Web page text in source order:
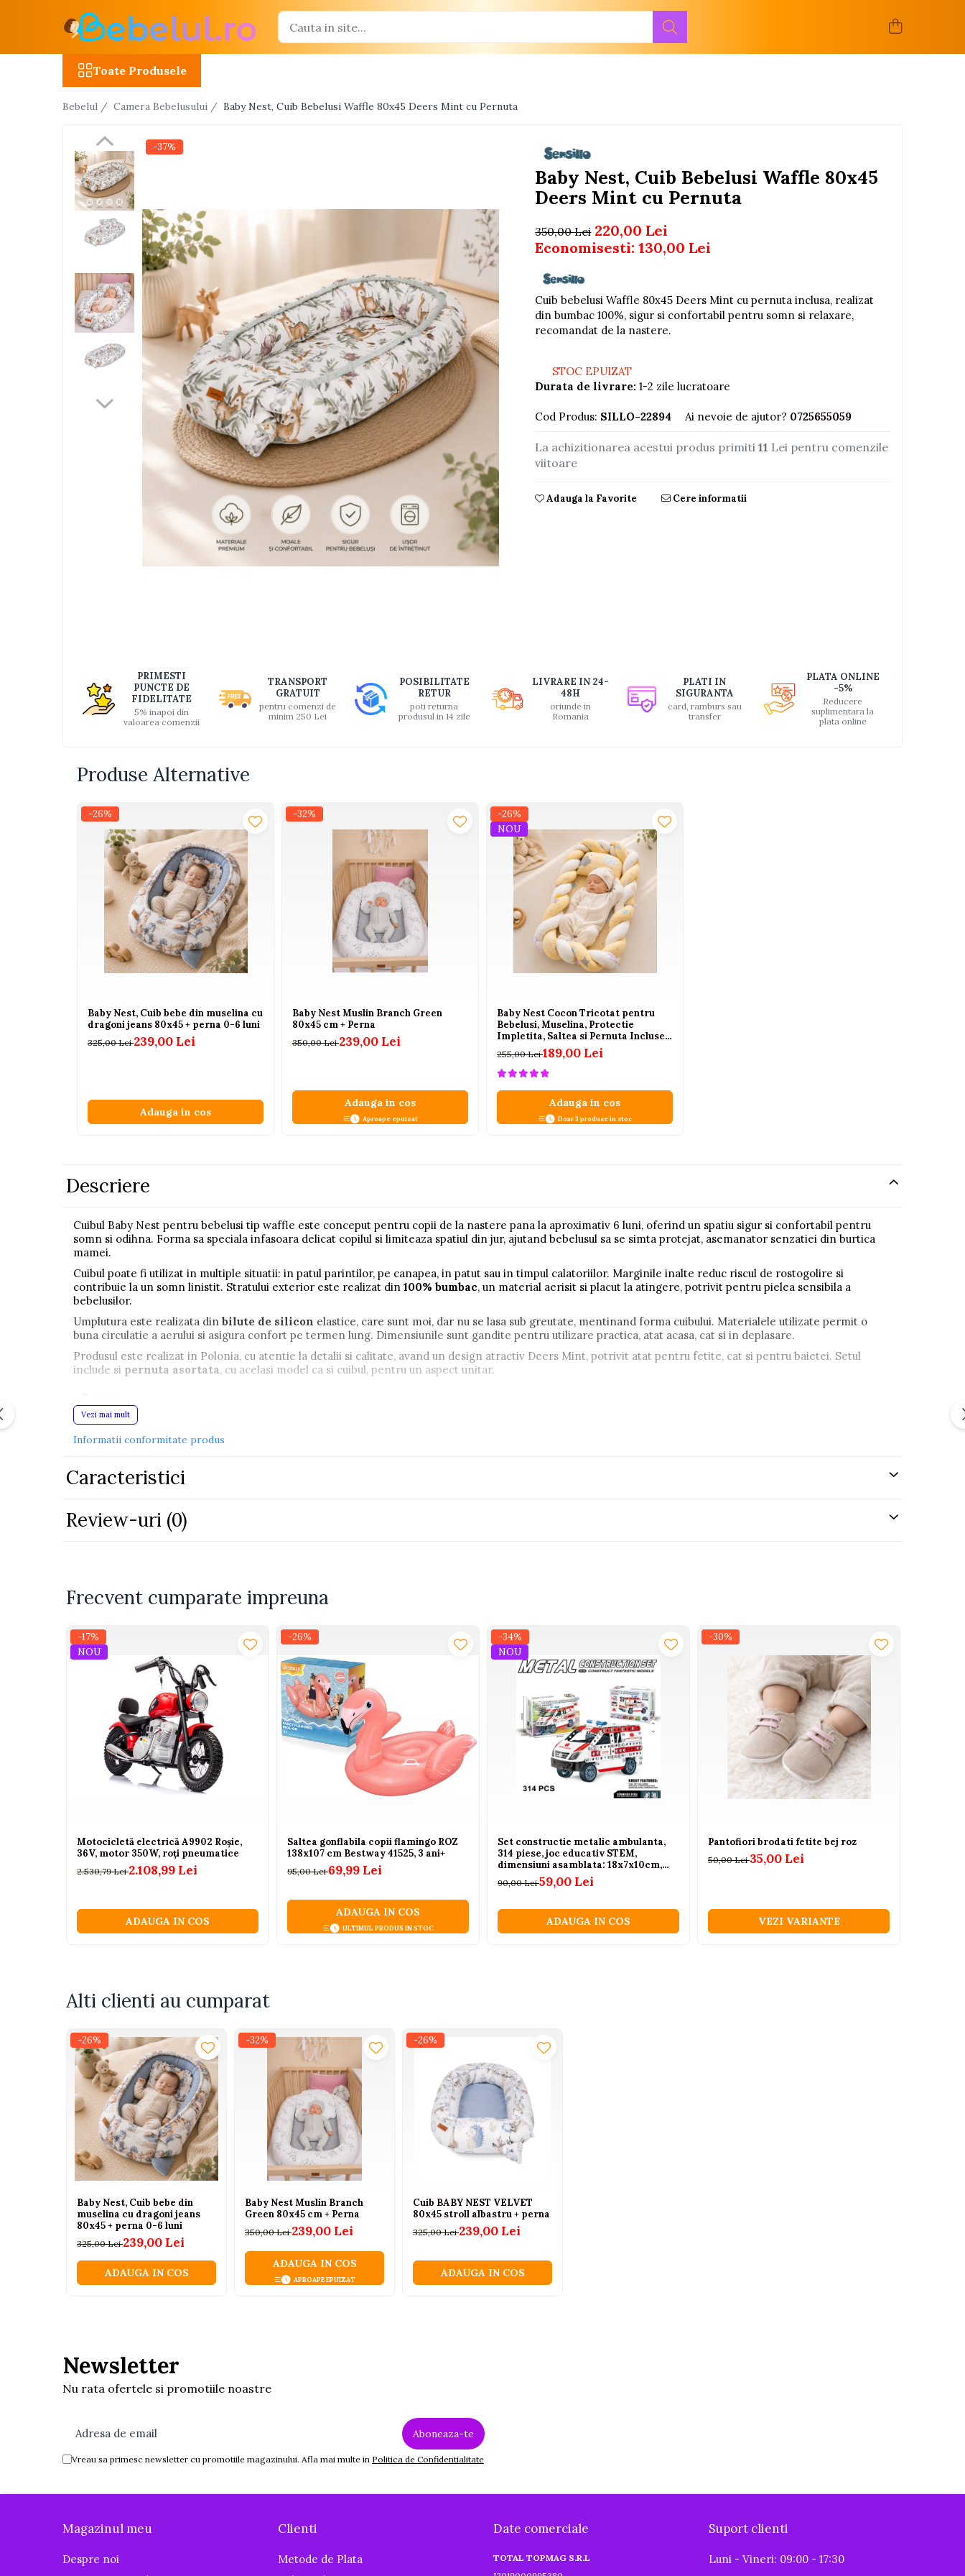
Masinute R/C
Avioane si elicoptere R/C
Camioane R/C
Jucarii bebelusi
Interactive, educative si muzicale
Saltelute si centre de activitati
Ateliere si unelte
Electrocasnice si bucatarii
Jocuri de indemanare
Jucarii educative din lemn
Muzica si instrumente
Saltelute si centre de activitati
Vehicule de constructii
Jucarii exterior
Piscine gonflabile
Locuri de joaca
Jocuri sportive
Seturi joaca gradinarit
Masinute si vehicule electrice
Masinute electrice
Triciclete electrice
Imbracaminte
Baia bebelusului
Scaune de masa
Accesorii pentru hranire
Seturi de hranire
Cani, pahare si accesorii
Suzete si accesorii
Igiena si ingrijire
Baia bebelusului
Halate de baie
Cutii pentru suzete si depozitare
Perii pentru biberoane si tetine
Scutece si accesorii
Igiena si Ingrijire Postnatala
Ingrijire cosmetica mamici
Toate Produsele
Bebelul / Camera Bebelusului / Baby Nest, Cuib Bebelusi Waffle 80x45 Deers Mint cu Pernuta
Baby Nest, Cuib Bebelusi Waffle 80x45
Deers Mint cu Pernuta
-37%
Facebook
350,00 Lei 220,00 Lei
Economisesti:130,00 Lei
Cuib bebelusi Waffle 80x45 Deers Mint cu pernuta inclusa, realizat
din bumbac 100%, sigur si confortabil pentru somn si relaxare,
recomandat de la nastere.
STOC EPUIZAT
Durata de livrare: 1-2 zile lucratoare
Cod Produs: SILLO-22894 Ai nevoie de ajutor? 0725655059
La achizitionarea acestui produs primiti11 Lei pentru comenzile
viitoare
Adauga la Favorite Cere informatii
PRIMESTI
PUNCTE DE
FIDELITATE
5% inapoi din
valoarea comenzii
TRANSPORT
GRATUIT
pentru comenzi de
minim 250 Lei
POSIBILITATE
RETUR
poti returna
produsul in 14 zile
LIVRARE IN 24-
48H
oriunde in
Romania
PLATI IN
SIGURANTA
card, ramburs sau
transfer
PLATA ONLINE
-5%
Reducere
suplimentara la
plata online
Produse Alternative
-26%
Baby Nest, Cuib bebe din muselina cu
dragoni jeans 80x45 + perna 0-6 luni
325,00 Lei239,00 Lei
Adauga in cos
-32%
Baby Nest Muslin Branch Green
80x45 cm + Perna
350,00 Lei239,00 Lei
Adauga in cos
Aproape epuizat
-26%
NOU
Baby Nest Cocon Tricotat pentru
Bebelusi, Muselina, Protectie
Impletita, Saltea si Pernuta Incluse,
72 x 52 cm, Galben, 0-1 Ani
255,00 Lei189,00 Lei
Adauga in cos
Doar 3 produse in stoc
Descriere
Cuibul Baby Nest pentru bebelusi tip waffle este conceput pentru copii de la nastere pana la aproximativ 6 luni, oferind un spatiu sigur si confortabil pentru
somn si odihna. Forma sa speciala infasoara delicat copilul si limiteaza spatiul din jur, ajutand bebelusul sa se simta protejat, asemanator senzatiei din burtica
mamei.
Cuibul poate fi utilizat in multiple situatii: in patul parintilor, pe canapea, in patut sau in timpul calatoriilor. Marginile inalte reduc riscul de rostogolire si
contribuie la un somn linistit. Stratului exterior este realizat din 100% bumbac, un material aerisit si placut la atingere, potrivit pentru pielea sensibila a
bebelusilor.
Umplutura este realizata din bilute de silicon elastice, care sunt moi, dar nu se lasa sub greutate, mentinand forma cuibului. Materialele utilizate permit o
buna circulatie a aerului si asigura confort pe termen lung. Dimensiunile sunt gandite pentru utilizare practica, atat acasa, cat si in deplasare.
Produsul este realizat in Polonia, cu atentie la detalii si calitate, avand un design atractiv Deers Mint, potrivit atat pentru fetite, cat si pentru baietei. Setul
include si pernuta asortata, cu acelasi model ca si cuibul, pentru un aspect unitar.
Vezi mai mult
Informatii conformitate produs
Caracteristici
Review-uri (0)
Frecvent cumparate impreuna
-17%
NOU
Motocicletă electrică A9902 Roșie,
36V, motor 350W, roți pneumatice
2.530,79 Lei2.108,99 Lei
ADAUGA IN COS
-26%
Saltea gonflabila copii flamingo ROZ
138x107 cm Bestway 41525, 3 ani+
95,00 Lei69,99 Lei
ADAUGA IN COS
ULTIMUL PRODUS IN STOC
-34%
NOU
Set constructie metalic ambulanta,
314 piese, joc educativ STEM,
dimensiuni asamblata: 18x7x10cm,
pentru copii 8+ ani
90,00 Lei59,00 Lei
ADAUGA IN COS
-30%
Pantofiori brodati fetite bej roz
50,00 Lei35,00 Lei
VEZI VARIANTE
Alti clienti au cumparat
-26%
Baby Nest, Cuib bebe din
muselina cu dragoni jeans
80x45 + perna 0-6 luni
325,00 Lei239,00 Lei
ADAUGA IN COS
-32%
Baby Nest Muslin Branch
Green 80x45 cm + Perna
350,00 Lei239,00 Lei
ADAUGA IN COS
APROAPE EPUIZAT
-26%
Cuib BABY NEST VELVET
80x45 stroll albastru + perna
325,00 Lei239,00 Lei
ADAUGA IN COS
Newsletter
Nu rata ofertele si promotiile noastre
Vreau sa primesc newsletter cu promotiile magazinului. Afla mai multe in Politica de Confidentialitate
Magazinul meu
Despre noi
Clienti
Metode de Plata
Date comerciale
TOTAL TOPMAG S.R.L
Suport clienti
Luni - Vineri: 09:00 - 17:30